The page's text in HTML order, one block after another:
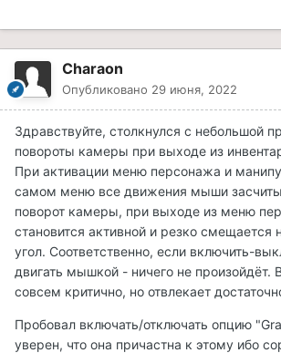
Charaon
Опубликовано 29 июня, 2022
Здравствуйте, столкнулся с небольшой
повороты камеры при выходе из
При активации меню персонажа и
самом меню все движения мыши
поворот камеры, при выходе из меню
становится активной и резко смещается
угол. Соответственно, если включить-
двигать мышкой - ничего не произойдёт.
совсем критично, но отвлекает
Пробовал включать/отключать опцию
уверен, что она причастна к этому ибо